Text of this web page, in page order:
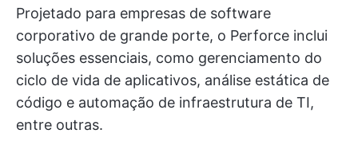
Projetado para empresas de software
corporativo de grande porte, o Perforce inclui
soluções essenciais, como gerenciamento do
ciclo de vida de aplicativos, análise estática de
código e automação de infraestrutura de TI,
entre outras.